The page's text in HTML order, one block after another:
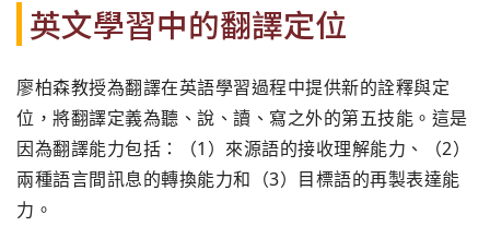
英文學習中的翻譯定位
廖柏森教授為翻譯在英語學習過程中提供新的詮釋與定
位，將翻譯定義為聽、說、讀、寫之外的第五技能。這是
因為翻譯能力包括：（1）來源語的接收理解能力、（2）
兩種語言間訊息的轉換能力和（3）目標語的再製表達能
力。